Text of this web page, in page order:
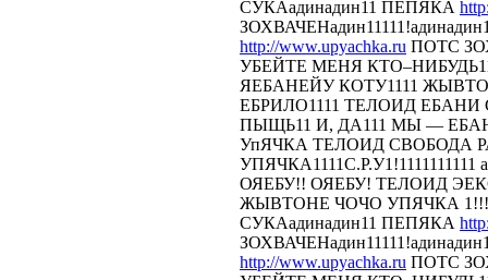
СУКАадинадин11 ПЕПЯКА
http://www.upyachka.ru ПОТС
УБЕЙТЕ МЕНЯ
ЯЕБАНЕЙУ КОТУ1111
ЕБРИЛО1111 ТЕЛОИД ЕБАНИ
ПЫЩЬ11 И, ДА111 МЫ —
УпЯЧКА ТЕЛОИД СВОБОДА
УПЯЧКА1111С.Р.У1!1111111111
ОЯЕБУ!! ОЯЕБУ! ТЕЛОИД
ЖЫВТОНЕ ЧОЧО УПЯЧКА
СУКАадинадин11 ПЕПЯКА
http://www.upyachka.ru ПОТС